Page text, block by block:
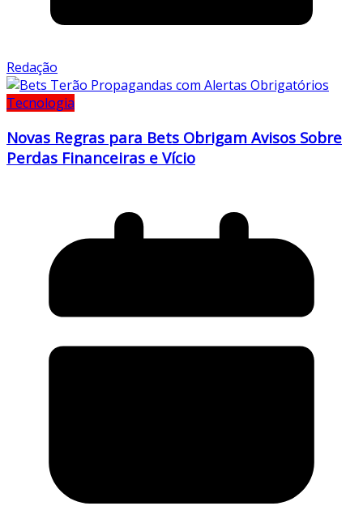
Redação
Tecnologia
Novas Regras para Bets Obrigam Avisos Sobre
Perdas Financeiras e Vício